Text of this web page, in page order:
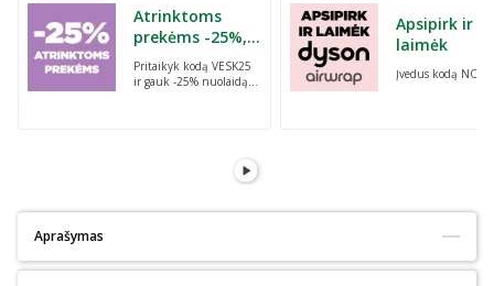
Atrinktoms
prekėms -25%,
perkant dvi bet
kurias prekes su
Pritaikyk kodą VESK25
ir gauk -25% nuolaidą
Apsipirk ir
laimėk
Įvedus kodą
Aprašymas
Tinka alergiškiems:Ne